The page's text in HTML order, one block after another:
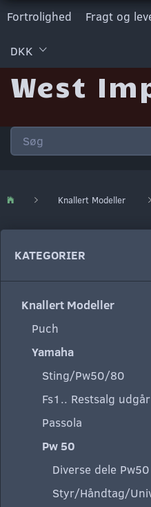
Fortrolighed Fragt og
DKK
West
Knallert Modeller
KATEGORIER
Knallert Modeller
Puch
Yamaha
Sting/Pw50/80
Fs1.. Restsalg udgår
Passola
Pw 50
Diverse dele Pw50
Styr/Håndtag/